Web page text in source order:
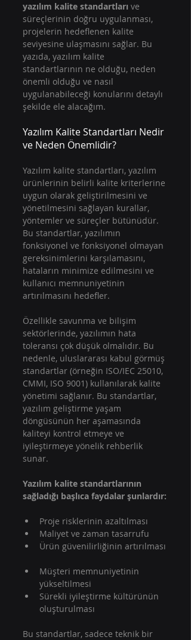
yazılım kalite standartları ve
süreçlerinin doğru uygulanması,
projelerin hedeflenen kalite
seviyesine ulaşmasını sağlar. Bu
yazıda, yazılım kalite
standartlarının ne olduğu, neden
önemli olduğu ve nasıl
uygulanabileceği konularını detaylı
şekilde ele alacağım.
Yazılım Kalite Standartları Nedir
ve Neden Önemlidir?
Yazılım kalite standartları, yazılım
ürünlerinin belirli kalite kriterlerine
uygun olarak geliştirilmesini ve
yönetilmesini sağlayan kurallar,
yöntemler ve süreçler bütünüdür.
Bu standartlar, yazılımın
fonksiyonel ve fonksiyonel olmayan
gereksinimlerini karşılamasını,
hataların minimize edilmesini ve
kullanıcı memnuniyetinin
artırılmasını hedefler.
Özellikle savunma ve bilişim
sektörlerinde, yazılımın hata
toleransı çok düşük olmalıdır. Bu
nedenle, uluslararası kabul görmüş
standartlar (örneğin ISO/IEC 25010,
CMMI, ISO 9001) kullanılarak kalite
yönetimi sağlanır. Bu standartlar,
yazılım geliştirme yaşam
döngüsünün her aşamasında
kaliteyi kontrol etmeye ve
iyileştirmeye yönelik rehberlik
sunar.
Yazılım kalite standartlarının
sağladığı başlıca faydalar şunlardır:
Proje risklerinin azaltılması
Maliyet ve zaman tasarrufu
Ürün güvenilirliğinin artırılması
Müşteri memnuniyetinin
yükseltilmesi
Sürekli iyileştirme kültürünün
oluşturulması
Bu standartlar, sadece teknik bir